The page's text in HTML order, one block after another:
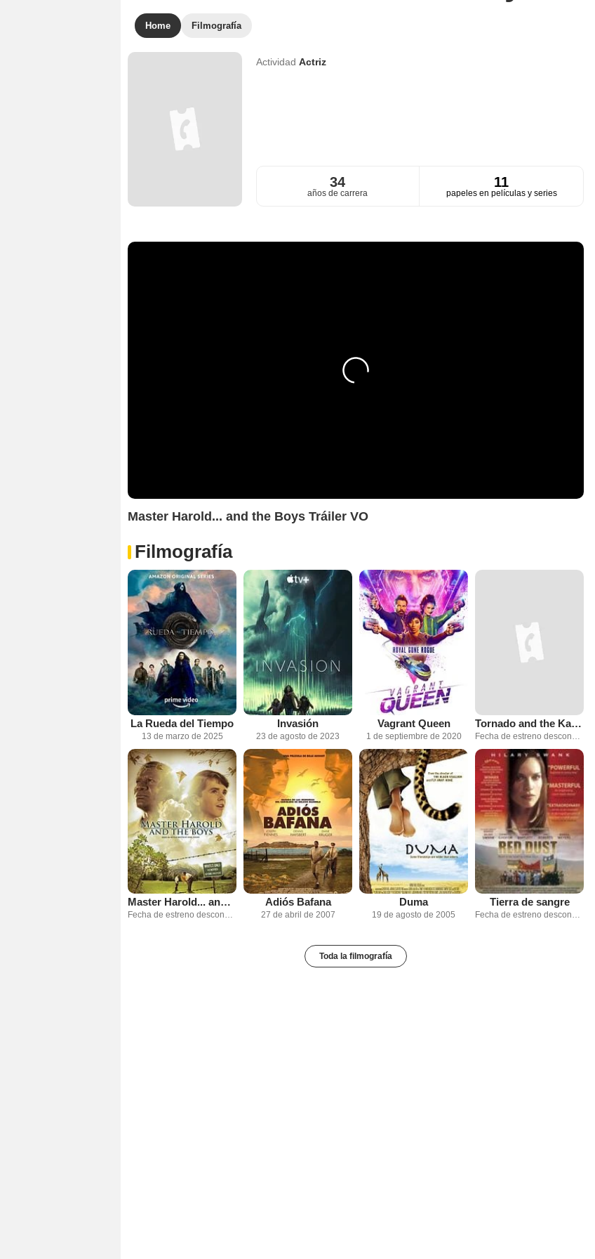
Home Filmografía
Actividad Actriz
34
años de carrera
11
papeles en películas y series
Master Harold... and the Boys Tráiler VO
Filmografía
La Rueda del Tiempo
13 de marzo de 2025
Invasión
23 de agosto de 2023
Vagrant Queen
1 de septiembre de 2020
Tornado and the Kalahari Horse Whisperer
Master Harold... and the Boys
Fecha de estreno desconocida
Adiós Bafana
27 de abril de 2007
Duma
19 de agosto de 2005
Tierra de sangre
Fecha de estreno desconocida
Toda la filmografía